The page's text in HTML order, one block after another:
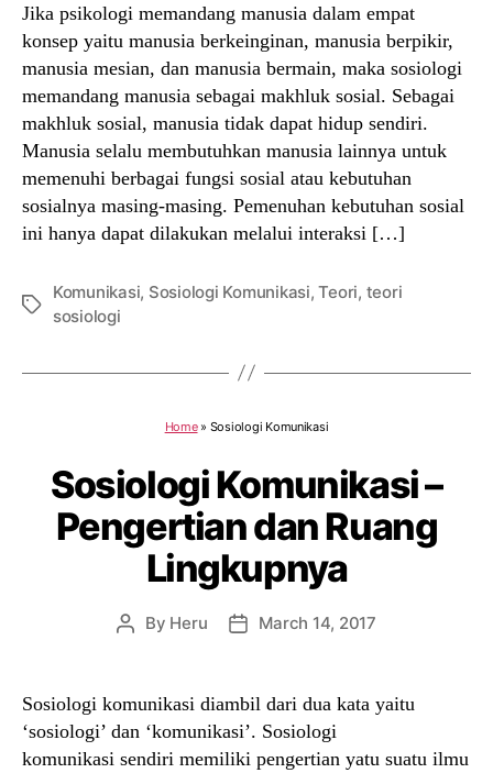
Jika psikologi memandang manusia dalam empat
konsep yaitu manusia berkeinginan, manusia berpikir,
manusia mesian, dan manusia bermain, maka sosiologi
memandang manusia sebagai makhluk sosial. Sebagai
makhluk sosial, manusia tidak dapat hidup sendiri.
Manusia selalu membutuhkan manusia lainnya untuk
memenuhi berbagai fungsi sosial atau kebutuhan
sosialnya masing-masing. Pemenuhan kebutuhan sosial
ini hanya dapat dilakukan melalui interaksi […]
Tags
Komunikasi, Sosiologi Komunikasi,Teori, teori
sosiologi
Home» Sosiologi Komunikasi
Sosiologi Komunikasi –
Pengertian dan Ruang
Lingkupnya
Post
By Heru
PostMarch 14, 2017
Sosiologi komunikasi diambil dari dua kata yaitu
‘sosiologi’ dan ‘komunikasi’. Sosiologi
komunikasi sendiri memiliki pengertian yatu suatu ilmu